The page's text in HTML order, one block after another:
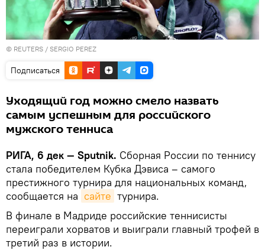
© REUTERS / SERGIO PEREZ
Подписаться
Уходящий год можно смело назвать
самым успешным для российского
мужского тенниса
РИГА, 6 дек — Sputnik. Сборная России по теннису
стала победителем Кубка Дэвиса – самого
престижного турнира для национальных команд,
сообщается на сайте турнира.
В финале в Мадриде российские теннисисты
переиграли хорватов и выиграли главный трофей в
третий раз в истории.